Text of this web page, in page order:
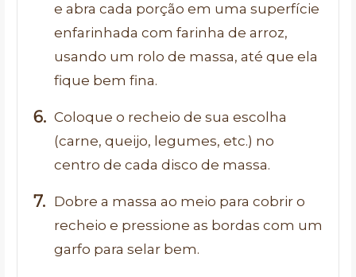
e abra cada porção em uma superfície
enfarinhada com farinha de arroz,
usando um rolo de massa, até que ela
fique bem fina.
Coloque o recheio de sua escolha
(carne, queijo, legumes, etc.) no
centro de cada disco de massa.
Dobre a massa ao meio para cobrir o
recheio e pressione as bordas com um
garfo para selar bem.